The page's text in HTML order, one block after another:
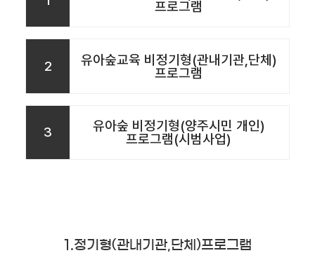
프로그램
2
유아숲교육 비정기형(관내기관,단체)
프로그램
3
유아숲 비정기형(양주시민 개인)
프로그램(시범사업)
1.정기형(관내기관,단체)프로그램